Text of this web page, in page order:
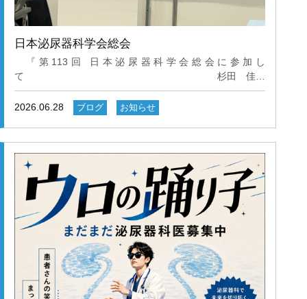
日本泌尿器科学会総会
『第113回 日本泌尿器科学会総会に参加し
て 杉田 佳弘
2026年4月23日から26日にかけて京都府にて開催された第
113回日本泌尿器科学会総会に参加する機会を賜りまし
移性腎癌に対するTKI使用による腎機能悪化のリスク因子
の検討」という演題にてポスター発表を行いました。同一
セッションにおいては腎癌の薬物療法に関する演題が多
く、最新の知見を共有いただき、大変有意義な時間となり
ました。特に印象深かったのは免疫チェックポイント阻害
薬の副作用が出やすい分子生物学的な視点を基礎研究の先
生が発表されているセッションでした。勉強不足であり、
聞いたこともない受容体の話でしたが、このような視点が
あるのかと大変勉強になりました。 また会場にはパネル
ディスカッションのセッションがあり、聴衆が投票を行う
2026.06.28 ブログ お知らせ